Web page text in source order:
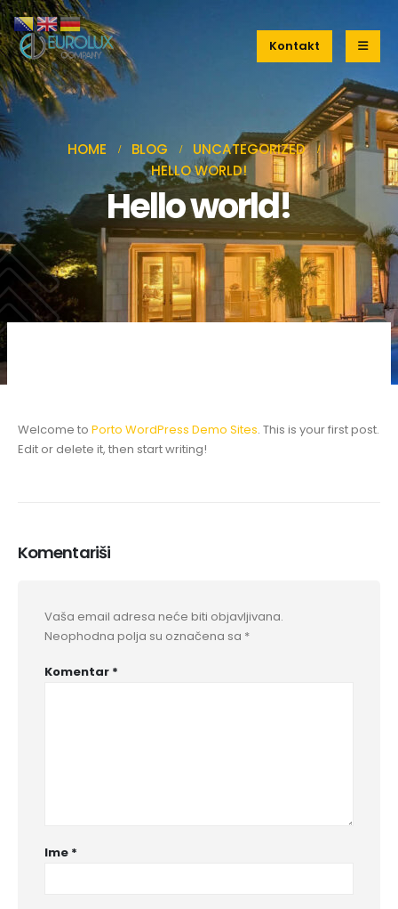
Kontakt
HOME BLOG
UNCATEGORIZED
HELLO WORLD!
Hello world!
Welcome to Porto WordPress Demo Sites. This is your first post.
Edit or delete it, then start writing!
Komentariši
Vaša email adresa neće biti objavljivana.
Neophodna polja su označena sa *
Komentar *
Ime *